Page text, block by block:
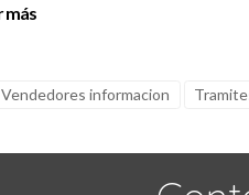
más
Vendedores informacion